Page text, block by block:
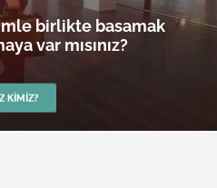
birlikte basamak
var mısınız?
KIMIZ?